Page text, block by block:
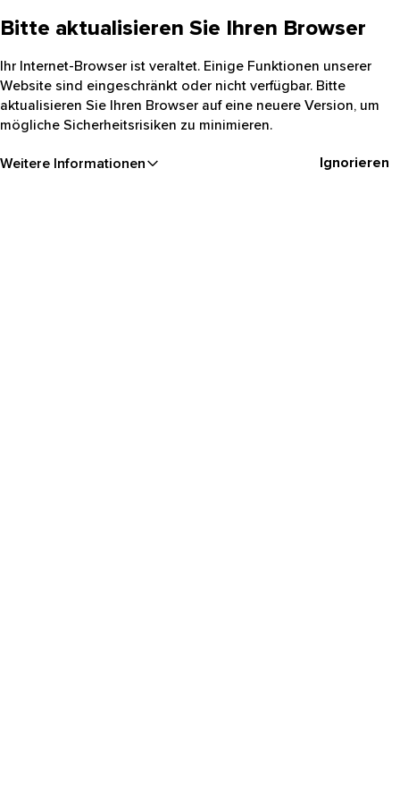
Bitte aktualisieren Sie Ihren Browser
Ihr Internet-Browser ist veraltet. Einige Funktionen unserer
Website sind eingeschränkt oder nicht verfügbar. Bitte
aktualisieren Sie Ihren Browser auf eine neuere Version, um
mögliche Sicherheitsrisiken zu minimieren.
Weitere Informationen Ignorieren